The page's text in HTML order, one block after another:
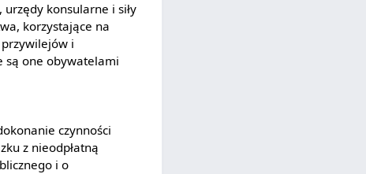
konsularne i siły
korzystające na
i
są one obywatelami
czynności
z nieodpłatną
i o